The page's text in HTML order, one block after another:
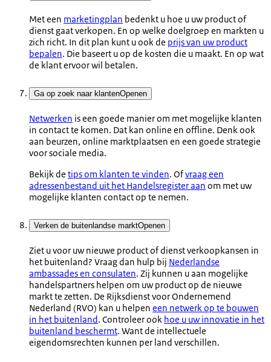
Met een marketingplan bedenkt u hoe u uw product of
dienst gaat verkopen. En op welke doelgroep en markten u
zich richt. In dit plan kunt u ook de prijs van uw product
bepalen. Die baseert u op de kosten die u maakt. En op wat
de klant ervoor wil betalen.
Ga op zoek naar klantenOpenen
Netwerken is een goede manier om met mogelijke klanten
in contact te komen. Dat kan online en offline. Denk ook
aan beurzen, online marktplaatsen en een goede strategie
voor sociale media.
Bekijk de tips om klanten te vinden. Ofvraag een
adressenbestand uit het Handelsregister aan om met uw
mogelijke klanten contact op te nemen.
Verken de buitenlandse marktOpenen
Ziet u voor uw nieuwe product of dienst verkoopkansen in
het buitenland? Vraag dan hulp bij Nederlandse
ambassades en consulaten. Zij kunnen u aan mogelijke
handelspartners helpen om uw product op de nieuwe
markt te zetten. De Rijksdienst voor Ondernemend
Nederland (RVO) kan u helpen een netwerk op te bouwen
in het buitenland. Controleer ook hoe u uw innovatie in het
buitenland beschermt. Want de intellectuele
eigendomsrechten kunnen per land verschillen.